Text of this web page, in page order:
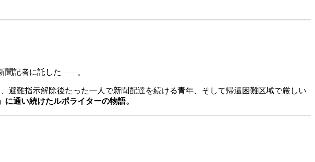
聞記者に託した――。
難指示解除後たった一人で新聞配達を続ける青年、そして帰還困難区域で厳しい
通い続けたルポライターの物語。